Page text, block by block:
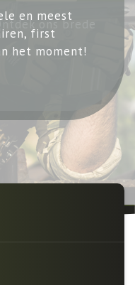
en meest
first
het moment!